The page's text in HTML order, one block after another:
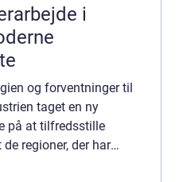
i
og forventninger til
taget en ny
på at tilfredsstille
regioner, der har